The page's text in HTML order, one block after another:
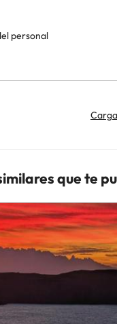
personal
que te